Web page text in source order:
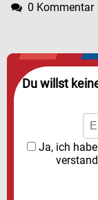
0 Kommentar
Du willst
Ja, ich